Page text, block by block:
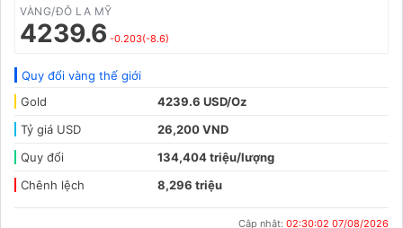
VÀNG/ĐÔ LA MỸ
4239.6 -0.203(-8.6)
Quy đổi vàng thế giới
Gold
4239.6 USD/Oz
Tỷ giá USD
26,200 VND
Quy đổi
134,404 triệu/lượng
Chênh lệch
8,296 triệu
Cập nhật: 02:30:02 07/08/2026